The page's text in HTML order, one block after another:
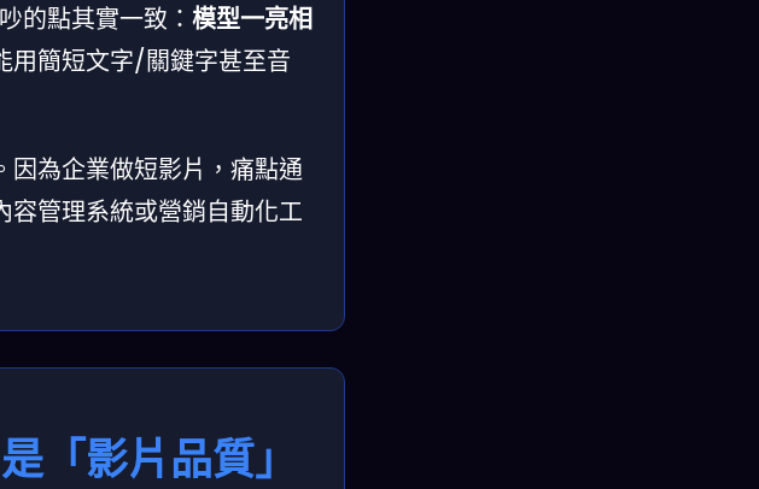
的點其實一致： 模型一亮相
用簡短文字/關鍵字甚至音
因為企業做短影片，痛點通
容管理系統或營銷自動化工
「影片品質」